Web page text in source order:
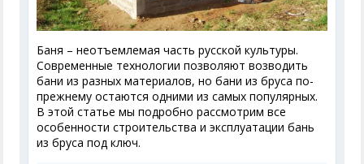
Баня – неотъемлемая часть русской культуры.
Современные технологии позволяют возводить
бани из разных материалов, но бани из бруса по-
прежнему остаются одними из самых популярных.
В этой статье мы подробно рассмотрим все
особенности строительства и эксплуатации бань
из бруса под ключ.